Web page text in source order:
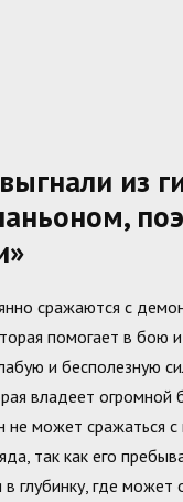
из
сражаются с
помогает в
и бесполезную
владеет
не может сражаться
так как его
глубинку, где